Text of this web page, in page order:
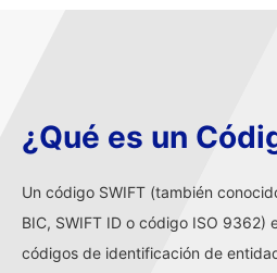
¿Qué es un
Un código SWIFT (también
BIC, SWIFT ID o código ISO 9362)
códigos de identificación de